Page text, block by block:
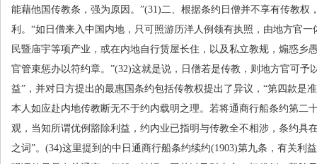
能藉他国传教条，强为原因。”(31)二、根据条约日僧并不享有传教权
利。“如日僧来入中国内地，只可照游历洋人例领有执照，由地方官
民暨庙宇等项产业，或在内地自行赁屋长住，以及私立教规，煽惑乡
官管束惩办以符约章。”(32)这就是说，日僧若是传教，则地方官可予
益”，并对日方提出的最惠国条约包括传教权提出了异议，“第四款是
本人如应赴内地传教断无不于约内载明之理。若将通商行船条约第二
观，当知所谓优例豁除利益，约内业已指明与传教全不相涉，条约具
之词”。 (34)这里提到的中日通商行船条约续约(1903)第九条，有关利